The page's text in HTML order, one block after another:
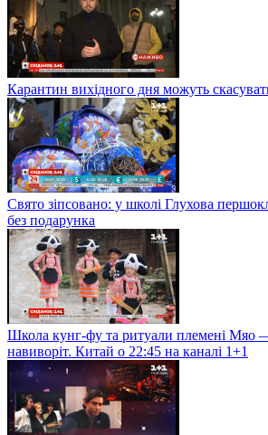
Карантин вихідного дня можуть
Свято зіпсовано: у школі Глухова
без подарунка
Школа кунг-фу та ритуали племені Мяо
навиворіт. Китай о 22:45 на каналі 1+1